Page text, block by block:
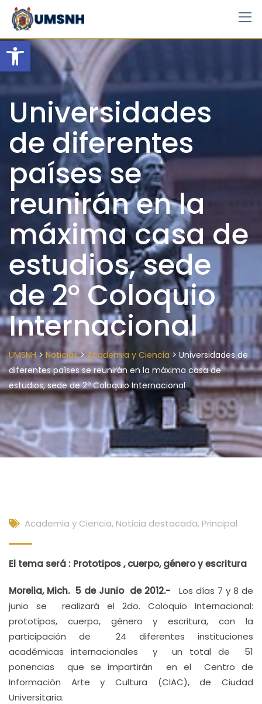
Open toolbar
Skip
content
Universidades
de diferentes
países se
reunirán en la
máxima casa de
estudios, sede
de 2º Coloquio
Internacional
UMSNH> Noticias>Academia y Ciencia > Universidades de
diferentes países se reunirán en la máxima casa de
estudios, sede de 2º Coloquio Internacional
Academia y Ciencia, Noticia destacada, Principal
El tema será : Prototipos , cuerpo, género y escritura
Morelia, Mich. 5 de Junio de 2012.- Los días 7 y 8 de
junio se realizará el 2do. Coloquio Internacional:
prototipos, cuerpo, género y escritura, con la
participación de 24 diferentes instituciones
académicas internacionales y un total de 51
ponencias que se impartirán en el Centro de
Información Arte y Cultura (CIAC), de Ciudad
Universitaria.